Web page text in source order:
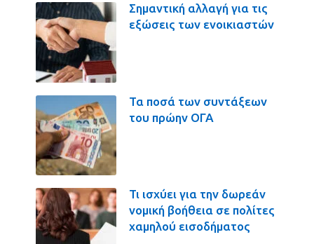
Σημαντική αλλαγή για τις
εξώσεις των ενοικιαστών
Τα ποσά των συντάξεων
του πρώην ΟΓΑ
Τι ισχύει για την δωρεάν
νομική βοήθεια σε πολίτες
χαμηλού εισοδήματος